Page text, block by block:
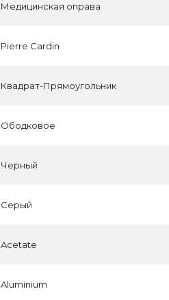
Медицинская оправа
Pierre Cardin
Квадрат-Прямоугольник
Ободковое
Черный
Серый
Acetate
Aluminium